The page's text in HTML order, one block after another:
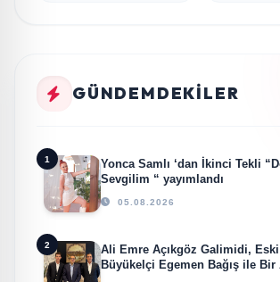
GÜNDEMDEKILER
1
Yonca Samlı ‘dan İkinci Tekli
Sevgilim “ yayımlandı
05.08.2026
2
Ali Emre Açıkgöz Galimidi, Eski
Büyükelçi Egemen Bağış ile Bir